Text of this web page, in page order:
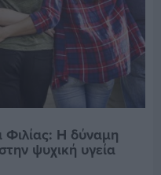
Φιλίας: Η δύναμη
ψυχική υγεία